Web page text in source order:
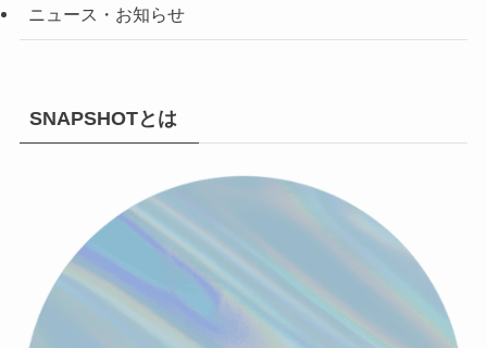
ニュース・お知らせ
SNAPSHOTとは